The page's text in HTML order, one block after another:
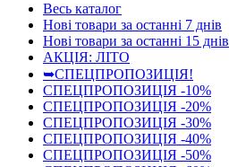
Весь каталог
Нові товари за останнi 7 днiв
Нові товари за останнi 15 днiв
АКЦІЯ: ЛІТО
➥СПЕЦПРОПОЗИЦІЯ!
СПЕЦПРОПОЗИЦІЯ -10%
СПЕЦПРОПОЗИЦІЯ -20%
СПЕЦПРОПОЗИЦІЯ -30%
СПЕЦПРОПОЗИЦІЯ -40%
СПЕЦПРОПОЗИЦІЯ -50%